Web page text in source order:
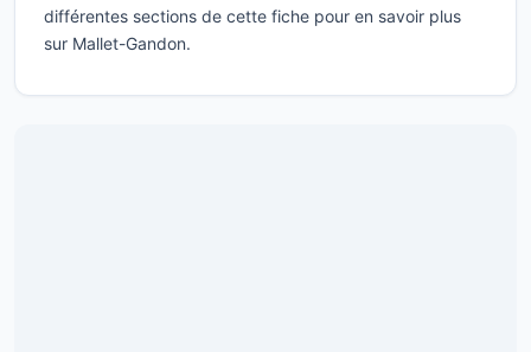
différentes sections de cette fiche pour en savoir plus
sur Mallet-Gandon.